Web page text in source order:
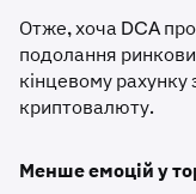
Отже, хоча DCA
подолання
кінцевому рахунку
криптовалюту.
Менше емоцій у